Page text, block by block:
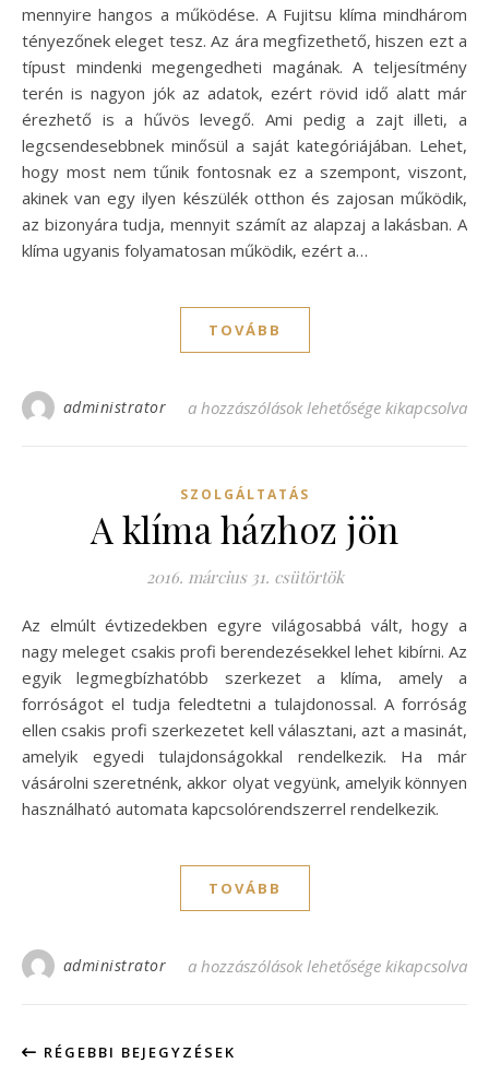
mennyire hangos a működése. A Fujitsu klíma mindhárom
tényezőnek eleget tesz. Az ára megfizethető, hiszen ezt a
típust mindenki megengedheti magának. A teljesítmény
terén is nagyon jók az adatok, ezért rövid idő alatt már
érezhető is a hűvös levegő. Ami pedig a zajt illeti, a
legcsendesebbnek minősül a saját kategóriájában. Lehet,
hogy most nem tűnik fontosnak ez a szempont, viszont,
akinek van egy ilyen készülék otthon és zajosan működik,
az bizonyára tudja, mennyit számít az alapzaj a lakásban. A
klíma ugyanis folyamatosan működik, ezért a…
TOVÁBB
administrator A Fujitsu klíma csendesen működő társ
a hozzászólások lehetősége kikapcsolva
SZOLGÁLTATÁS
A klíma házhoz jön
2016. március 31. csütörtök
Az elmúlt évtizedekben egyre világosabbá vált, hogy a
nagy meleget csakis profi berendezésekkel lehet kibírni. Az
egyik legmegbízhatóbb szerkezet a klíma, amely a
forróságot el tudja feledtetni a tulajdonossal. A forróság
ellen csakis profi szerkezetet kell választani, azt a masinát,
amelyik egyedi tulajdonságokkal rendelkezik. Ha már
vásárolni szeretnénk, akkor olyat vegyünk, amelyik könnyen
használható automata kapcsolórendszerrel rendelkezik.
TOVÁBB
administrator A klíma házhoz jön bejegyzéshez
a hozzászólások lehetősége kikapcsolva
RÉGEBBI BEJEGYZÉSEK